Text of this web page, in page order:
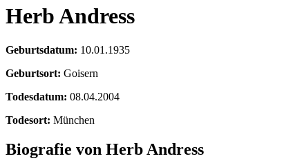
Herb Andress
Geburtsdatum: 10.01.1935
Geburtsort: Goisern
Todesdatum: 08.04.2004
Todesort: München
Biografie von Herb Andress